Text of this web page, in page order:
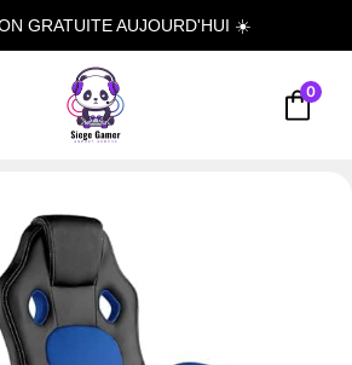
GRATUITE AUJOURD'HUI ☀️
0